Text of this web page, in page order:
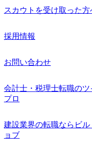
スカウトを受け取った方
採用情報
お問い合わせ
会計士・税理士転職のツ
プロ
建設業界の転職ならビル
ョブ